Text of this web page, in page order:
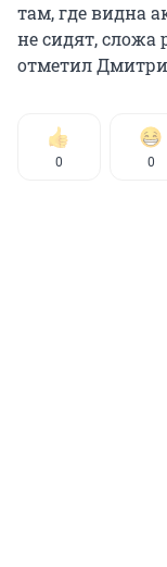
там, где видна
не сидят, сложа
отметил
0 0